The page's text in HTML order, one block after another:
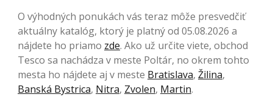
O výhodných ponukách vás teraz môže presvedčiť
aktuálny katalóg, ktorý je platný od 05.08.2026 a
nájdete ho priamo zde. Ako už určite viete, obchod
Tesco sa nachádza v meste Poltár, no okrem tohto
mesta ho nájdete aj v meste Bratislava, Žilina,
Banská Bystrica, Nitra, Zvolen, Martin.